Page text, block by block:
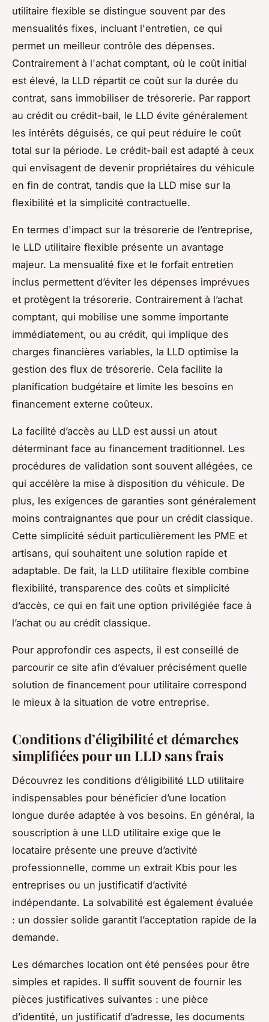
utilitaire flexible se distingue souvent par des
mensualités fixes, incluant l'entretien, ce qui
permet un meilleur contrôle des dépenses.
Contrairement à l'achat comptant, où le coût initial
est élevé, la LLD répartit ce coût sur la durée du
contrat, sans immobiliser de trésorerie. Par rapport
au crédit ou crédit-bail, le LLD évite généralement
les intérêts déguisés, ce qui peut réduire le coût
total sur la période. Le crédit-bail est adapté à ceux
qui envisagent de devenir propriétaires du véhicule
en fin de contrat, tandis que la LLD mise sur la
flexibilité et la simplicité contractuelle.
En termes d'impact sur la trésorerie de l’entreprise,
le LLD utilitaire flexible présente un avantage
majeur. La mensualité fixe et le forfait entretien
inclus permettent d’éviter les dépenses imprévues
et protègent la trésorerie. Contrairement à l’achat
comptant, qui mobilise une somme importante
immédiatement, ou au crédit, qui implique des
charges financières variables, la LLD optimise la
gestion des flux de trésorerie. Cela facilite la
planification budgétaire et limite les besoins en
financement externe coûteux.
La facilité d’accès au LLD est aussi un atout
déterminant face au financement traditionnel. Les
procédures de validation sont souvent allégées, ce
qui accélère la mise à disposition du véhicule. De
plus, les exigences de garanties sont généralement
moins contraignantes que pour un crédit classique.
Cette simplicité séduit particulièrement les PME et
artisans, qui souhaitent une solution rapide et
adaptable. De fait, la LLD utilitaire flexible combine
flexibilité, transparence des coûts et simplicité
d’accès, ce qui en fait une option privilégiée face à
l’achat ou au crédit classique.
Pour approfondir ces aspects, il est conseillé de
parcourir ce site afin d’évaluer précisément quelle
solution de financement pour utilitaire correspond
le mieux à la situation de votre entreprise.
Conditions d’éligibilité et démarches
simplifiées pour un LLD sans frais
Découvrez les conditions d’éligibilité LLD utilitaire
indispensables pour bénéficier d’une location
longue durée adaptée à vos besoins. En général, la
souscription à une LLD utilitaire exige que le
locataire présente une preuve d’activité
professionnelle, comme un extrait Kbis pour les
entreprises ou un justificatif d’activité
indépendante. La solvabilité est également évaluée
: un dossier solide garantit l’acceptation rapide de la
demande.
Les démarches location ont été pensées pour être
simples et rapides. Il suffit souvent de fournir les
pièces justificatives suivantes : une pièce
d’identité, un justificatif d’adresse, les documents